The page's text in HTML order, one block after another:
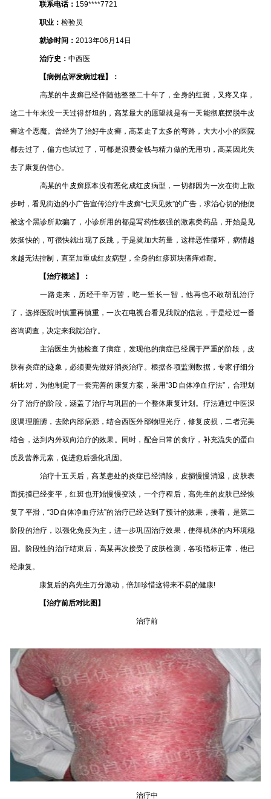
联系电话： 159****7721
职业： 检验员
就诊时间： 2013年06月14日
治疗史： 中西医
【病例点评发病过程】：
高某的牛皮癣已经伴随他整整二十年了，全身的红斑，又疼又痒，
这二十年来没一天过得舒坦的，高某最大的愿望就是有一天能彻底摆脱牛皮
癣这个恶魔。曾经为了治好牛皮癣，高某走了太多的弯路，大大小小的医院
都去过了，偏方也试过了，可都是浪费金钱与精力做的无用功，高某因此失
去了康复的信心。
高某的牛皮癣原本没有恶化成红皮病型，一切都因为一次在街上散
步时，看见街边的小广告宣传治疗牛皮癣“七天见效”的广告，求治心切的他便
被这个黑诊所欺骗了，小诊所用的都是写药性极强的激素类药品，开始是见
效挺快的，可很快就出现了反跳，于是就加大药量，这样恶性循环，病情越
来越无法控制，直至加重成红皮病型，全身的红疹斑块痛痒难耐。
【治疗概述】：
一路走来，历经千辛万苦，吃一堑长一智，他再也不敢胡乱治疗
了，选择医院时慎重再慎重，一次在电视台看见我院的信息，于是经过一番
咨询调查，决定来我院治疗。
主治医生为他检查了病症，发现他的病症已经属于严重的阶段，皮
肤有炎症的迹象，必须要先做好消炎治疗。根据各项监测数据，专家仔细分
析比对，为他制定了一套完善的康复方案，采用“3D自体净血疗法”，合理划
分了治疗的阶段，涵盖了治疗与巩固的一个整体康复计划。疗法通过中医深
度调理脏腑，去除内部病源，结合西医外部物理光疗，修复皮损，二者完美
结合，达到内外双向治疗的效果。同时，配合日常的食疗，补充流失的蛋白
质及营养元素，促进愈后强化巩固。
治疗十五天后，高某患处的炎症已经消除，皮损慢慢消退，皮肤表
面抚摸已经变平，红斑也开始慢慢变淡，一个疗程后，高先生的皮肤已经恢
复了平滑，“3D自体净血疗法”的治疗已经达到了预计的效果，接着，是第二
阶段的治疗，以强化免疫为主，进一步巩固治疗效果，使得机体的内环境稳
固。阶段性的治疗结束后，高某再次接受了皮肤检测，各项指标正常，他已
经康复。
康复后的高先生万分激动，倍加珍惜这得来不易的健康!
【治疗前后对比图】
治疗前
治疗中